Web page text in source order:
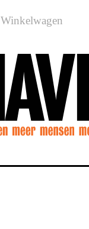
Winkelwagen